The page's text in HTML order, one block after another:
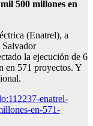
500 millones en
(Enatrel), a
Salvador
la ejecución de 6
en 571 proyectos. Y
enatrel-
en-571-